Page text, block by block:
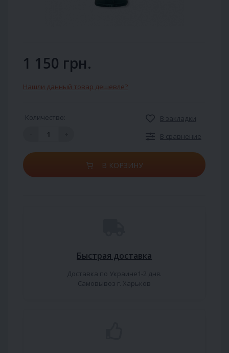
1 150 грн.
Нашли данный товар дешевле?
Количество:
В закладки
В сравнение
В КОРЗИНУ
Быстрая доставка
Доставка по Украине1-2 дня.
Самовывоз г. Харьков